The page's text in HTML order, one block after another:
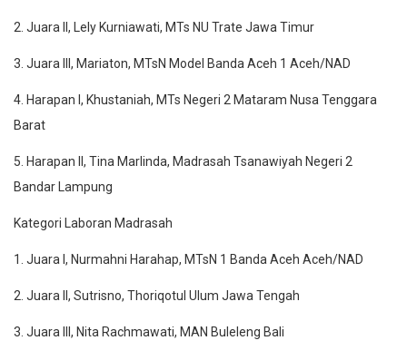
2. Juara II, Lely Kurniawati, MTs NU Trate Jawa Timur
3. Juara III, Mariaton, MTsN Model Banda Aceh 1 Aceh/NAD
4. Harapan I, Khustaniah, MTs Negeri 2 Mataram Nusa Tenggara
Barat
5. Harapan II, Tina Marlinda, Madrasah Tsanawiyah Negeri 2
Bandar Lampung
Kategori Laboran Madrasah
1. Juara I, Nurmahni Harahap, MTsN 1 Banda Aceh Aceh/NAD
2. Juara II, Sutrisno, Thoriqotul Ulum Jawa Tengah
3. Juara III, Nita Rachmawati, MAN Buleleng Bali